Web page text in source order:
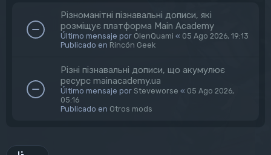
Різноманітні пізнавальні дописи, які
розміщує платформа Main Academy
Último mensaje por OlenQuami « 05 Ago 2026, 19:13
Publicado en Rincón Geek
Різні пізнавальні дописи, що акумулює
ресурс mainacademy.ua
Último mensaje por Steveworse « 05 Ago 2026,
05:16
Publicado en Otros mods